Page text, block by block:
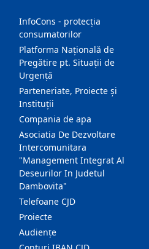
InfoCons - protecția
consumatorilor
Platforma Națională de
Pregătire pt. Situații de
Urgență
Parteneriate, Proiecte și
Instituții
Compania de apa
Asociatia De Dezvoltare
Intercomunitara
"Management Integrat Al
Deseurilor In Judetul
Dambovita"
Telefoane CJD
Proiecte
Audienţe